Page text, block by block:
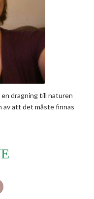
dragning till naturen
av att det måste finnas